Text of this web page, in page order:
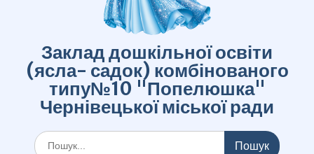
Заклад дошкільної освіти
(ясла- садок) комбінованого
типу№10 "Попелюшка"
Чернівецької міської ради
Шукати: